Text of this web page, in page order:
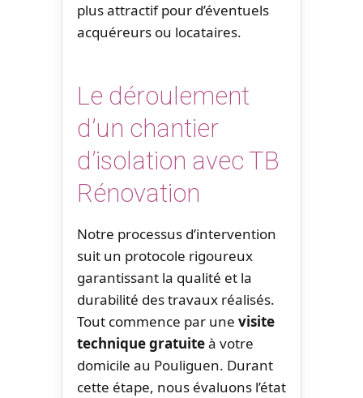
plus attractif pour d’éventuels
acquéreurs ou locataires.
Le déroulement
d’un chantier
d’isolation avec TB
Rénovation
Notre processus d’intervention
suit un protocole rigoureux
garantissant la qualité et la
durabilité des travaux réalisés.
Tout commence par une visite
technique gratuiteà votre
domicile au Pouliguen. Durant
cette étape, nous évaluons l’état